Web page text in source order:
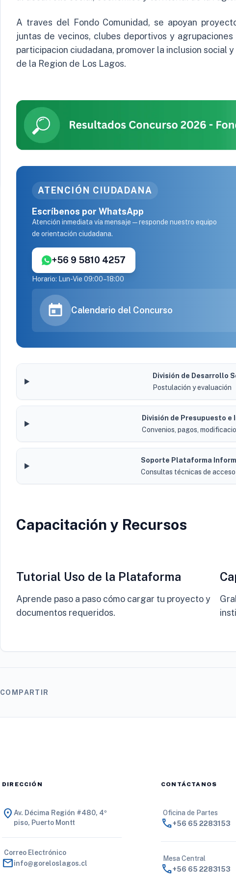
A traves del Fondo Comunidad, se apoyan
juntas de vecinos, clubes deportivos y
participacion ciudadana, promover la inclusion social
de la Region de Los Lagos.
ATENCIÓN CIUDADANA
Escríbenos por WhatsApp
Atención inmediata vía mensaje — responde nuestro equipo
de orientación ciudadana.
+56 9 5810 4257
Horario: Lun-Vie 09:00–18:00
Calendario del Concurso
División de Desarrollo
Postulación y evaluación
División de Presupuesto e
Convenios, pagos,
Soporte Plataforma
Consultas técnicas de
Capacitación y Recursos
play_arrow
Tutorial Uso de la Plataforma
Aprende paso a paso cómo cargar tu proyecto y
documentos requeridos.
COMPARTIR
DIRECCIÓN
location_on Av. Décima Región #480, 4º
piso, Puerto Montt
Correo Electrónico
mailinfo@goreloslagos.cl
CONTÁCTANOS
Oficina de Partes
call+56 65 2283153
Mesa Central
call+56 65 2283153